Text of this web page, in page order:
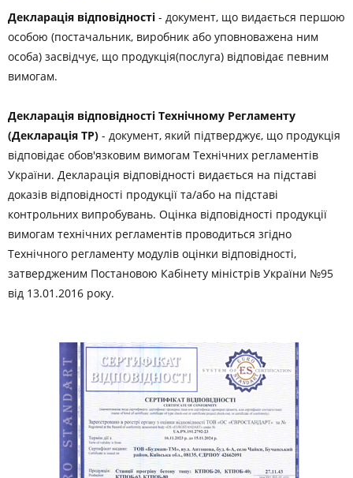
Декларація відповідності - документ, що видається першою
особою (постачальник, виробник або уповноважена ним
особа) засвідчує, що продукція(послуга) відповідає певним
вимогам.
Декларація відповідності Технічному Регламенту
(Декларація ТР) - документ, який підтверджує, що продукція
відповідає обов'язковим вимогам Технічних регламентів
України. Декларація відповідності видається на підставі
доказів відповідності продукції та/або на підставі
контрольних випробувань. Оцінка відповідності продукції
вимогам технічних регламентів проводиться згідно
Технічного регламенту модулів оцінки відповідності,
затвердженим Постановою Кабінету міністрів України №95
від 13.01.2016 року.